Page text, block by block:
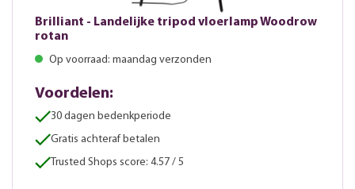
Brilliant - Landelijke tripod vloerlamp Woodrow
rotan
Op voorraad: maandag verzonden
Voordelen:
30 dagen bedenkperiode
Gratis achteraf betalen
Trusted Shops score: 4.57 / 5